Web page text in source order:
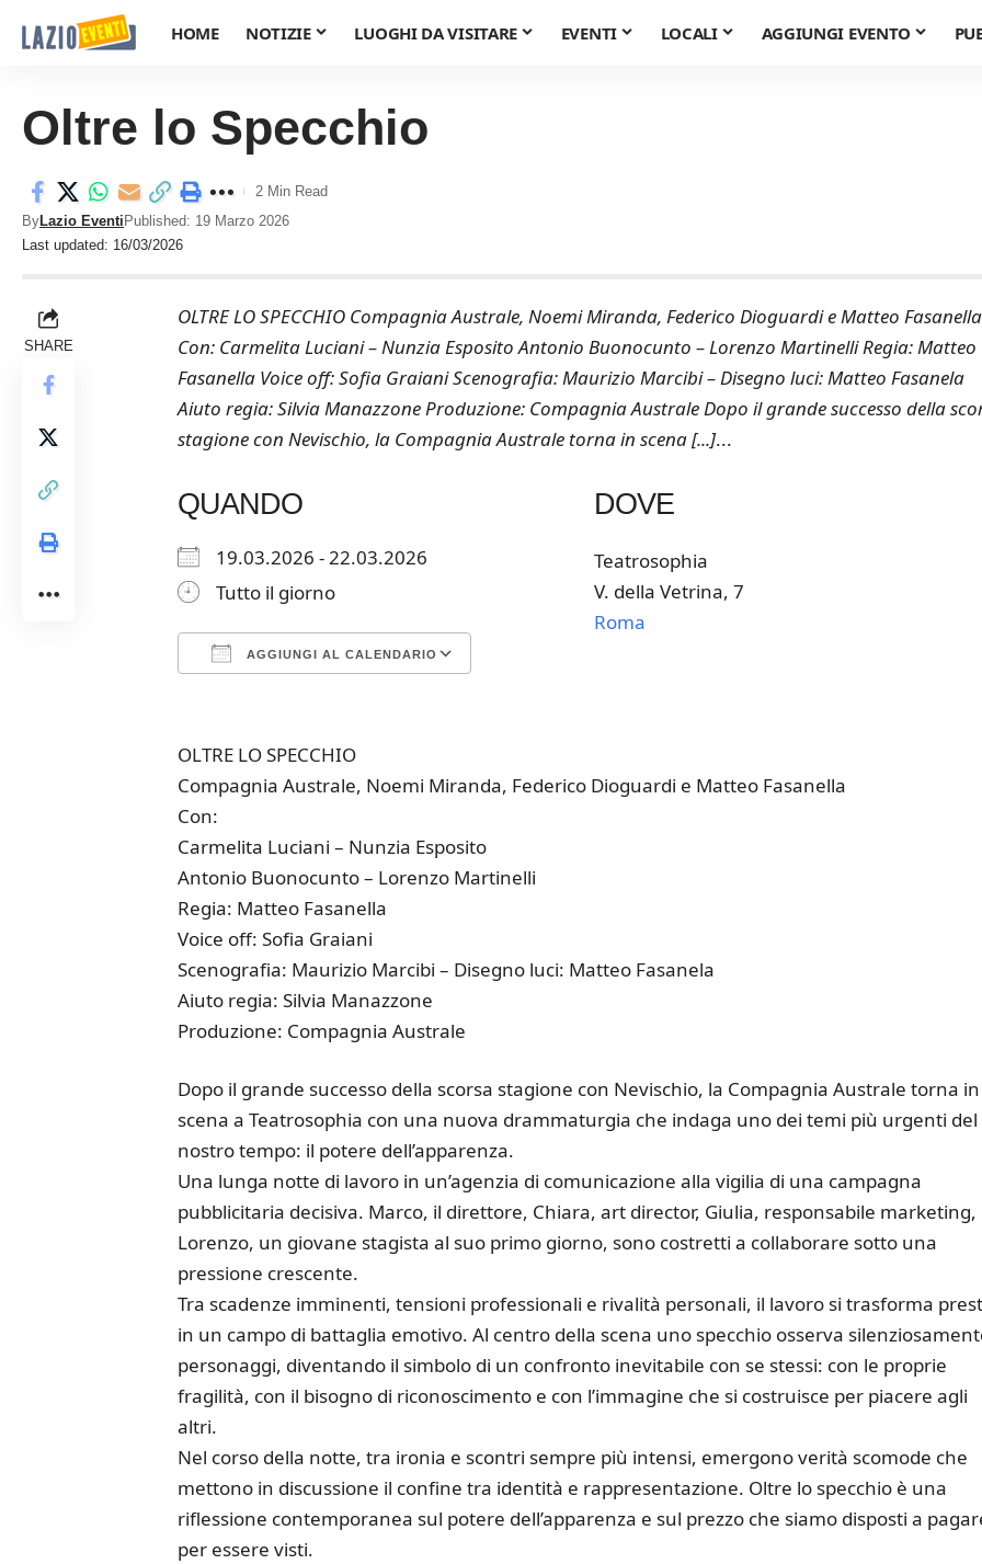
HOME NOTIZIE LUOGHI DA VISITARE EVENTI LOCALI AGGIUNGI EVENTO
Oltre lo Specchio
Last updated: 16/03/2026
ByLazio Eventi Published: 19 Marzo 2026
2 Min Read
SHARE
OLTRE LO SPECCHIO Compagnia Australe, Noemi Miranda, Federico Dioguardi e Matteo Fasanella
Con: Carmelita Luciani – Nunzia Esposito Antonio Buonocunto – Lorenzo Martinelli Regia: Matteo
Fasanella Voice off: Sofia Graiani Scenografia: Maurizio Marcibi – Disegno luci: Matteo Fasanela
Aiuto regia: Silvia Manazzone Produzione: Compagnia Australe Dopo il grande successo della
stagione con Nevischio, la Compagnia Australe torna in scena [...]...
QUANDO
19.03.2026 - 22.03.2026
Tutto il giorno
AGGIUNGI AL CALENDARIO
DOVE
Teatrosophia
V. della Vetrina, 7
Roma
OLTRE LO SPECCHIO
Compagnia Australe, Noemi Miranda, Federico Dioguardi e Matteo Fasanella
Con:
Carmelita Luciani – Nunzia Esposito
Antonio Buonocunto – Lorenzo Martinelli
Regia: Matteo Fasanella
Voice off: Sofia Graiani
Scenografia: Maurizio Marcibi – Disegno luci: Matteo Fasanela
Aiuto regia: Silvia Manazzone
Produzione: Compagnia Australe
Dopo il grande successo della scorsa stagione con Nevischio, la Compagnia Australe torna in
scena a Teatrosophia con una nuova drammaturgia che indaga uno dei temi più urgenti del
nostro tempo: il potere dell’apparenza.
Una lunga notte di lavoro in un’agenzia di comunicazione alla vigilia di una campagna
pubblicitaria decisiva. Marco, il direttore, Chiara, art director, Giulia, responsabile marketing,
Lorenzo, un giovane stagista al suo primo giorno, sono costretti a collaborare sotto una
pressione crescente.
Tra scadenze imminenti, tensioni professionali e rivalità personali, il lavoro si trasforma
in un campo di battaglia emotivo. Al centro della scena uno specchio osserva
personaggi, diventando il simbolo di un confronto inevitabile con se stessi: con le proprie
fragilità, con il bisogno di riconoscimento e con l’immagine che si costruisce per piacere agli
altri.
Nel corso della notte, tra ironia e scontri sempre più intensi, emergono verità scomode che
mettono in discussione il confine tra identità e rappresentazione. Oltre lo specchio è una
riflessione contemporanea sul potere dell’apparenza e sul prezzo che siamo disposti a
per essere visti.